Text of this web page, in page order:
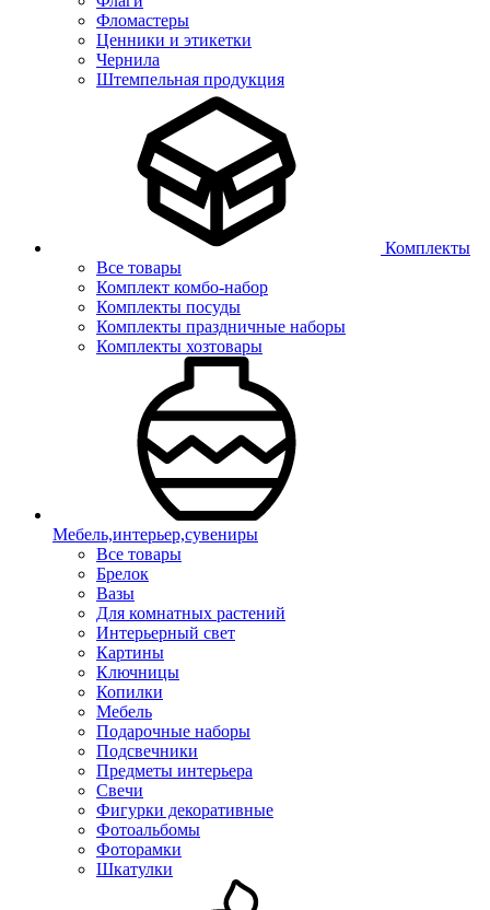
Фломастеры
Ценники и этикетки
Чернила
Штемпельная продукция
Комплекты
Все товары
Комплект комбо-набор
Комплекты посуды
Комплекты праздничные наборы
Комплекты хозтовары
Мебель,интерьер,сувениры
Все товары
Брелок
Вазы
Для комнатных растений
Интерьерный свет
Картины
Ключницы
Копилки
Мебель
Подарочные наборы
Подсвечники
Предметы интерьера
Свечи
Фигурки декоративные
Фотоальбомы
Фоторамки
Шкатулки